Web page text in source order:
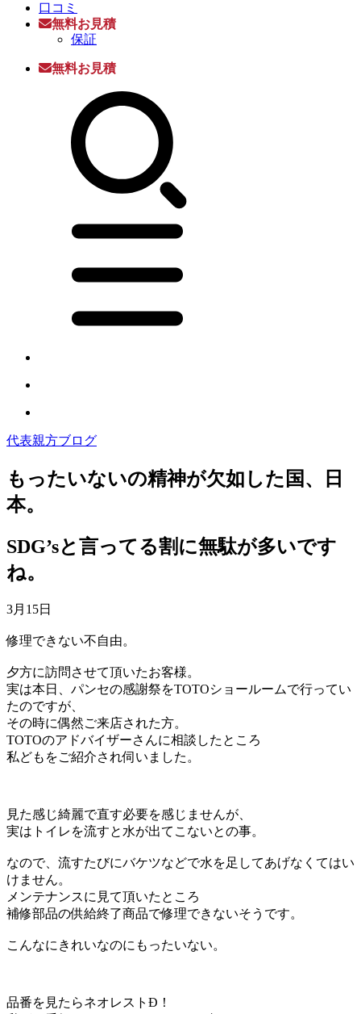
口コミ
無料お見積
保証
無料お見積
代表親方ブログ
もったいないの精神が欠如した国、日
本。
SDG’sと言ってる割に無駄が多いです
ね。
3月15日
修理できない不自由。
夕方に訪問させて頂いたお客様。
実は本日、パンセの感謝祭をTOTOショールームで行ってい
たのですが、
その時に偶然ご来店された方。
TOTOのアドバイザーさんに相談したところ
私どもをご紹介され伺いました。
見た感じ綺麗で直す必要を感じませんが、
実はトイレを流すと水が出てこないとの事。
なので、流すたびにバケツなどで水を足してあげなくてはい
けません。
メンテナンスに見て頂いたところ
補修部品の供給終了商品で修理できないそうです。
こんなにきれいなのにもったいない。
品番を見たらネオレストÐ！